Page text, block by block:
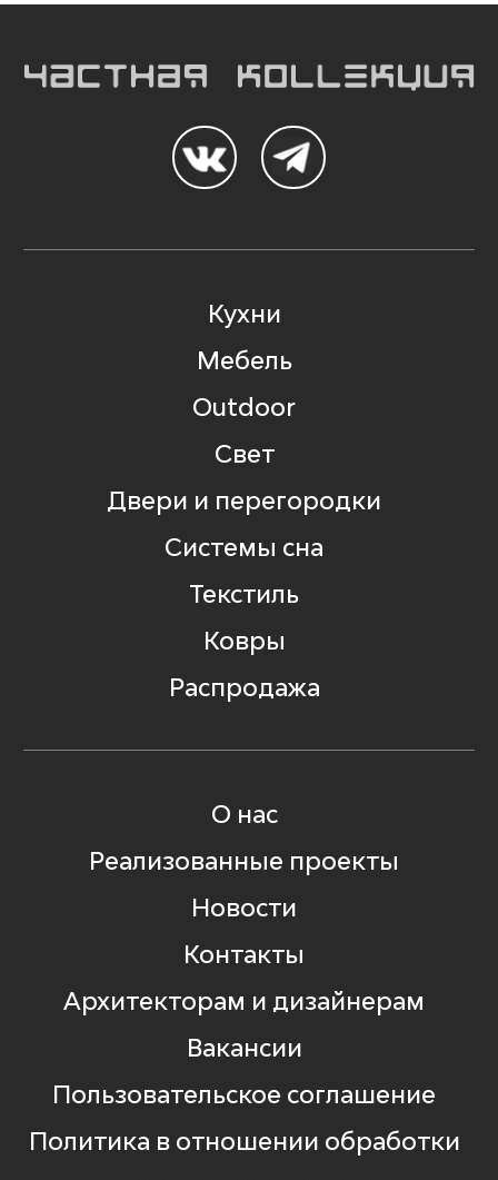
Кухни
Мебель
Outdoor
Свет
Двери и перегородки
Системы сна
Текстиль
Ковры
Распродажа
О нас
Реализованные проекты
Новости
Контакты
Архитекторам и дизайнерам
Вакансии
Пользовательское соглашение
Политика в отношении обработки